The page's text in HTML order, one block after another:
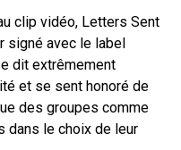
clip vidéo, Letters Sent
signé avec le label
dit extrêmement
et se sent honoré de
des groupes comme
dans le choix de leur